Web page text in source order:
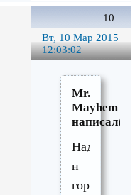
10
Вт, 10 Мар 2015
12:03:02
Mr.
Mayhem
Надо
н
горячий